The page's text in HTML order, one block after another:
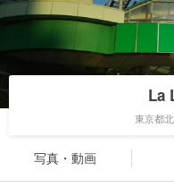
La
東京都
写真・動画